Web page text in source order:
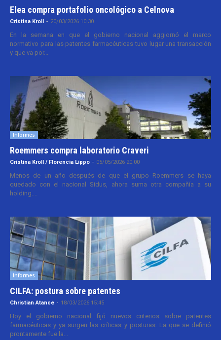
Elea compra portafolio oncológico a Celnova
Cristina Kroll - 20/03/2026 10:30
En la semana en que el gobierno nacional aggiornó el marco
normativo para las patentes farmacéuticas tuvo lugar una transacción
y que va por...
Informes
Roemmers compra laboratorio Craveri
Cristina Kroll / Florencia Lippo - 05/05/2026 20:00
Menos de un año después de que el grupo Roemmers se haya
quedado con el nacional Sidus, ahora suma otra compañía a su
holding....
Informes
CILFA: postura sobre patentes
Christian Atance - 18/03/2026 15:45
Hoy el gobierno nacional fijó nuevos criterios sobre patentes
farmacéuticas y ya surgen las críticas y posturas. La que se definió
prontamente fue la...